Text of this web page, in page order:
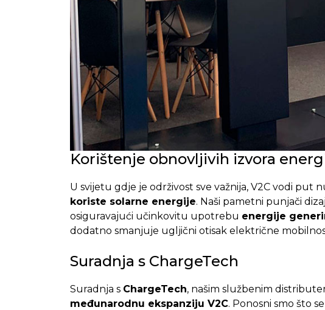
Korištenje obnovljivih izvora
U svijetu gdje je održivost sve važnija, V2C vodi put
koriste solarne energije. Naši pametni punjači
osiguravajući učinkovitu upotrebu energije
dodatno smanjuje ugljični otisak električne
Suradnja s ChargeTech
Suradnja s ChargeTech, našim službenim
međunarodnu ekspanziju V2C. Ponosni smo što